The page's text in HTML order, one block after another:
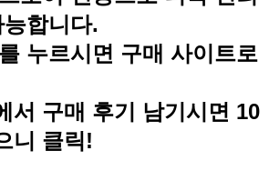
합니다.
누르시면 구매 사이트로
서 구매 후기 남기시면 10
니 클릭!